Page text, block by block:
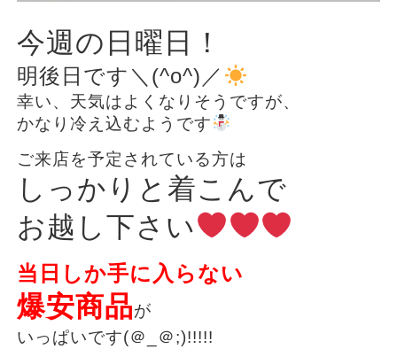
今週の日曜日！
明後日です＼(^o^)／
幸い、天気はよくなりそうですが、
かなり冷え込むようです
ご来店を予定されている方は
しっかりと着こんで
お越し下さい
当日しか手に入らない
爆安商品が
いっぱいです(＠_＠;)!!!!!